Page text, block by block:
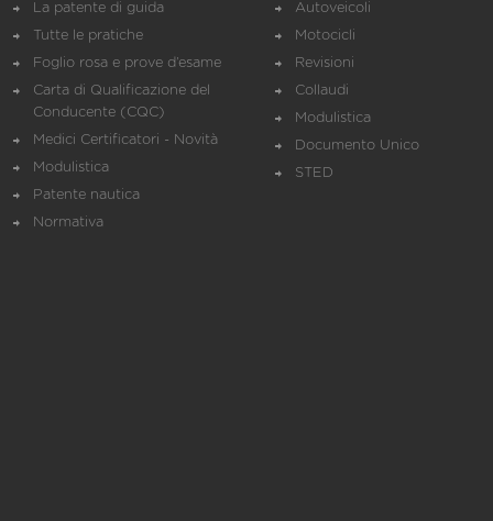
La patente di guida
Tutte le pratiche
Foglio rosa e prove d’esame
Carta di Qualificazione del
Conducente (CQC)
Medici Certificatori - Novità
Modulistica
Patente nautica
Normativa
Autoveicoli
Motocicli
Revisioni
Collaudi
Modulistica
Documento Unico
STED